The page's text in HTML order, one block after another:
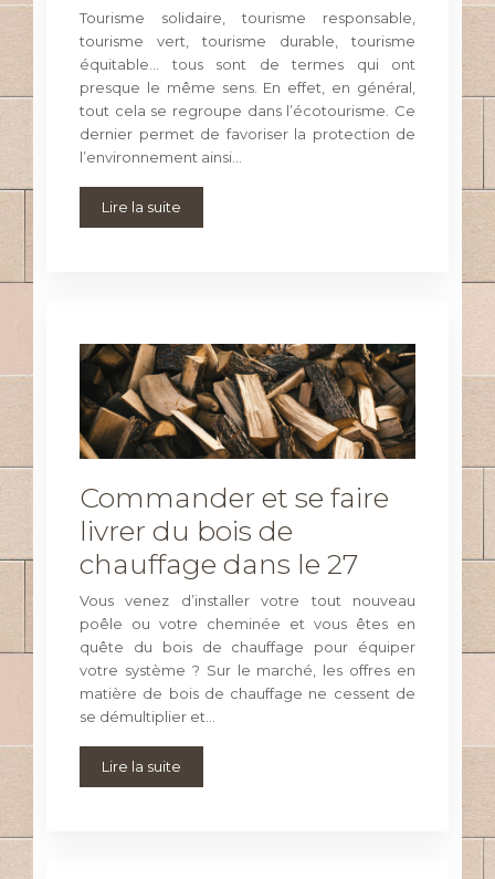
Tourisme solidaire, tourisme responsable,
tourisme vert, tourisme durable, tourisme
équitable… tous sont de termes qui ont
presque le même sens. En effet, en général,
tout cela se regroupe dans l’écotourisme. Ce
dernier permet de favoriser la protection de
l’environnement ainsi…
Lire la suite
Commander et se faire
livrer du bois de
chauffage dans le 27
Vous venez d’installer votre tout nouveau
poêle ou votre cheminée et vous êtes en
quête du bois de chauffage pour équiper
votre système ? Sur le marché, les offres en
matière de bois de chauffage ne cessent de
se démultiplier et…
Lire la suite